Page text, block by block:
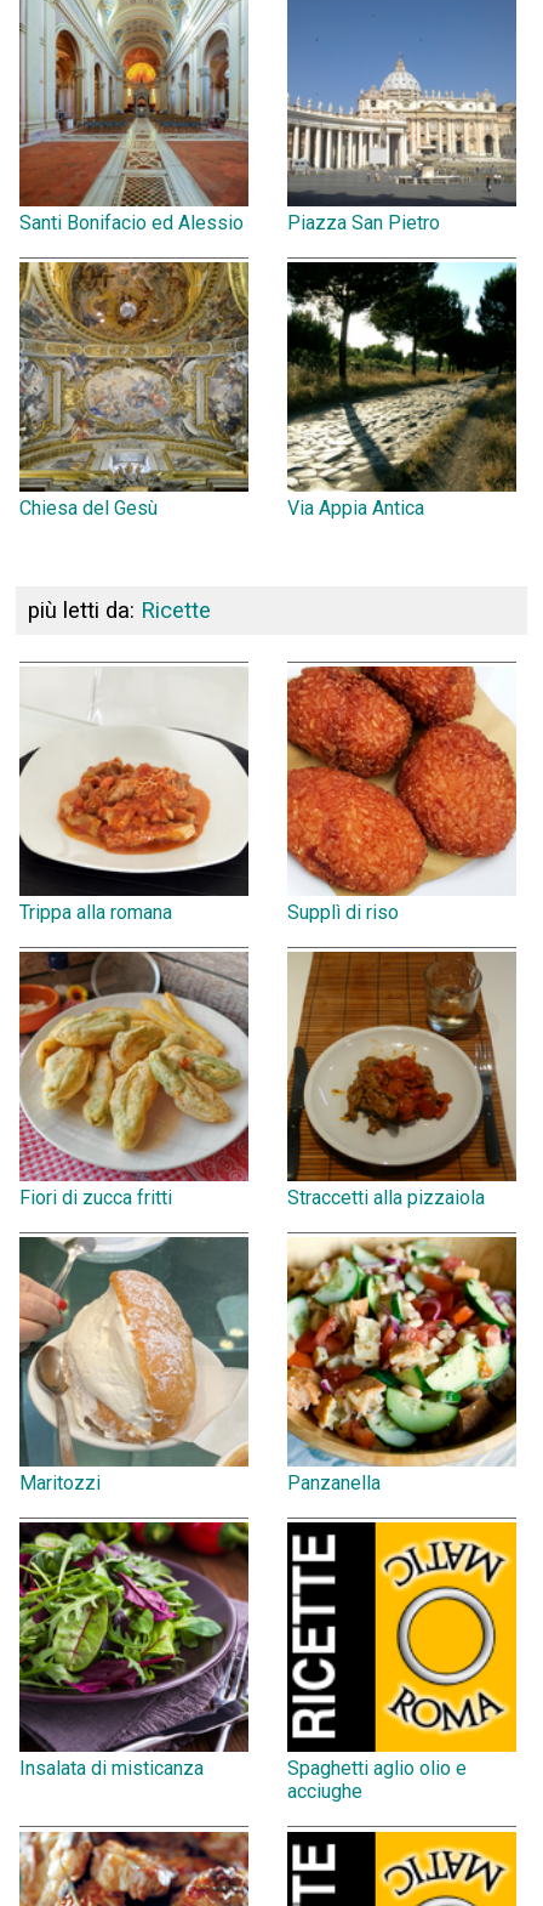
Santi Bonifacio ed Alessio Piazza San Pietro
Chiesa del Gesù Via Appia Antica
più letti da: Ricette
Trippa alla romana Supplì di riso
Fiori di zucca fritti Straccetti alla pizzaiola
Maritozzi Panzanella
Insalata di misticanza
Spaghetti aglio olio e
acciughe